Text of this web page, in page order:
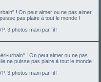
! On peut aimer ou ne pas aimer
pas plaire à tout le monde !
3 photos maxi par fil !
urbain" ! On peut aimer ou ne pas
ne puisse pas plaire à tout le monde !
3 photos maxi par fil !